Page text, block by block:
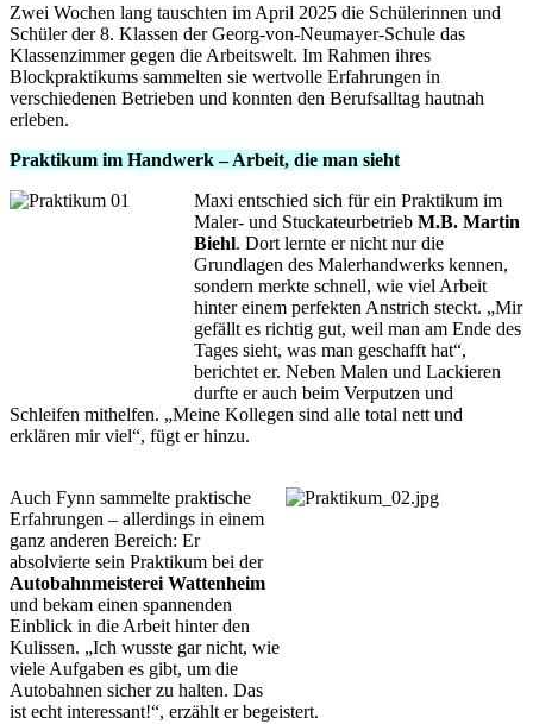
Zwei Wochen lang tauschten im April 2025 die Schülerinnen und
Schüler der 8. Klassen der Georg-von-Neumayer-Schule das
Klassenzimmer gegen die Arbeitswelt. Im Rahmen ihres
Blockpraktikums sammelten sie wertvolle Erfahrungen in
verschiedenen Betrieben und konnten den Berufsalltag hautnah
erleben.
Praktikum im Handwerk – Arbeit, die man sieht
Maxi entschied sich für ein Praktikum im
Maler- und Stuckateurbetrieb M.B. Martin
Biehl. Dort lernte er nicht nur die
Grundlagen des Malerhandwerks kennen,
sondern merkte schnell, wie viel Arbeit
hinter einem perfekten Anstrich steckt. „Mir
gefällt es richtig gut, weil man am Ende des
Tages sieht, was man geschafft hat“,
berichtet er. Neben Malen und Lackieren
durfte er auch beim Verputzen und
Schleifen mithelfen. „Meine Kollegen sind alle total nett und
erklären mir viel“, fügt er hinzu.
Auch Fynn sammelte praktische
Erfahrungen – allerdings in einem
ganz anderen Bereich: Er
absolvierte sein Praktikum bei der
Autobahnmeisterei Wattenheim
und bekam einen spannenden
Einblick in die Arbeit hinter den
Kulissen. „Ich wusste gar nicht, wie
viele Aufgaben es gibt, um die
Autobahnen sicher zu halten. Das
ist echt interessant!“, erzählt er begeistert.